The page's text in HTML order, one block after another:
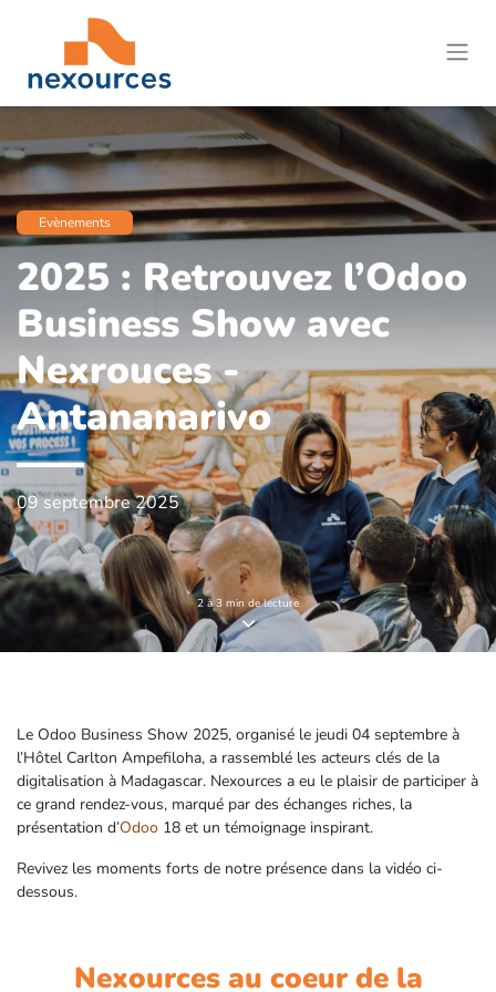
Evènements
2025 : Retrouvez l’Odoo
Business Show avec
Nexrouces -
Antananarivo
09 septembre 2025
2 à 3 min de lecture
Le Odoo Business Show 2025, organisé le jeudi 04 septembre à
l’Hôtel Carlton Ampefiloha, a rassemblé les acteurs clés de la
digitalisation à Madagascar. Nexources a eu le plaisir de participer à
ce grand rendez-vous, marqué par des échanges riches, la
présentation d’Odoo 18 et un témoignage inspirant.
Revivez les moments forts de notre présence dans la vidéo ci-
dessous.
Nexourcesau coeurde la